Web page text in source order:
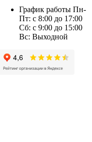
График работы Пн-
Пт: с 8:00 до 17:00
Сб: с 9:00 до 15:00
Вс: Выходной